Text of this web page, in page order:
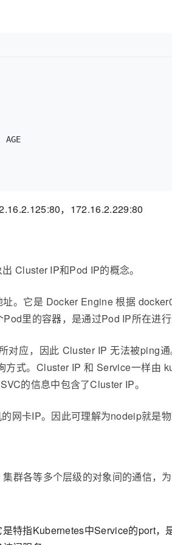
，172.16.2.229:80
Cluster IP和Pod IP的概念。
。它是 Docker Engine 根据
里的容器，是通过Pod IP所在进行
对应，因此 Cluster IP 无法被ping
式。Cluster IP 和 Service一样由
的信息中包含了Cluster IP。
网卡IP。因此可理解为nodeip就是物
群各等多个层级的对象间的通信，
特指Kubernetes中Service的port